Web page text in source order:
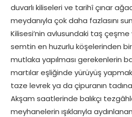
duvarlı kiliseleri ve tarihî çınar
meydanıyla çok daha fazlasını
Kilisesi’nin avlusundaki taş çeşme
semtin en huzurlu köşelerinden
mutlaka yapılması gerekenlerin
martılar eşliğinde yürüyüş yapmak
taze levrek ya da çipuranın
Akşam saatlerinde balıkçı
meyhanelerin ışıklarıyla